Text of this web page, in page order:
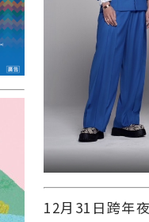
12月31日跨年